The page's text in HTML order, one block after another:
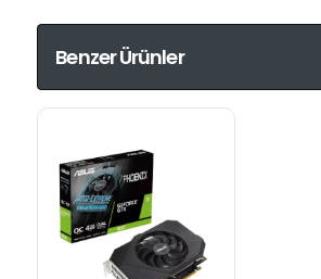
Benzer Ürünler